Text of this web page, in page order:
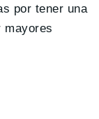
por tener una
mayores